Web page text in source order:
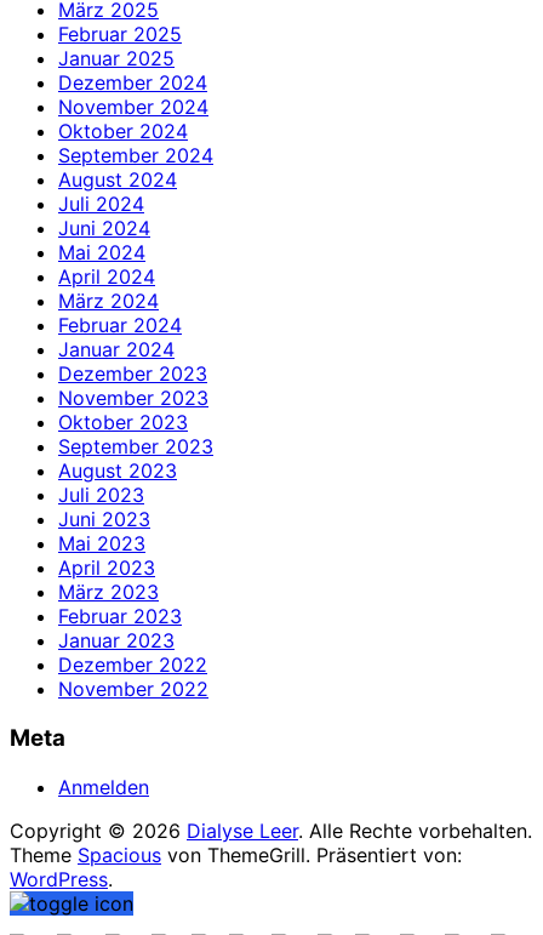
März 2025
Februar 2025
Januar 2025
Dezember 2024
November 2024
Oktober 2024
September 2024
August 2024
Juli 2024
Juni 2024
Mai 2024
April 2024
März 2024
Februar 2024
Januar 2024
Dezember 2023
November 2023
Oktober 2023
September 2023
August 2023
Juli 2023
Juni 2023
Mai 2023
April 2023
März 2023
Februar 2023
Januar 2023
Dezember 2022
November 2022
Meta
Anmelden
Copyright © 2026 Dialyse Leer. Alle Rechte vorbehalten.
Theme Spacious von ThemeGrill. Präsentiert von:
WordPress.